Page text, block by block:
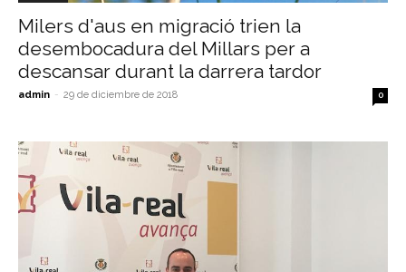
Milers d'aus en migració trien la
desembocadura del Millars per a
descansar durant la darrera tardor
admin - 29 de diciembre de 2018 0